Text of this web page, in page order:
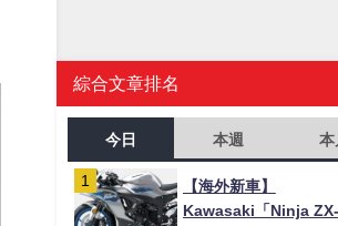
綜合文章排名
今日 本週 本
【海外新車】
Kawasaki「Ninja